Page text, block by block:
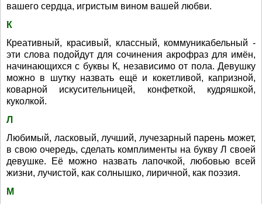
вашего сердца, игристым вином вашей любви.
К
Креативный, красивый, классный, коммуникабельный -
эти слова подойдут для сочинения акрофраз для имён,
начинающихся с буквы К, независимо от пола. Девушку
можно в шутку назвать ещё и кокетливой, капризной,
коварной искусительницей, конфеткой, кудряшкой,
куколкой.
Л
Любимый, ласковый, лучший, лучезарный парень может,
в свою очередь, сделать комплименты на букву Л своей
девушке. Её можно назвать лапочкой, любовью всей
жизни, лучистой, как солнышко, лиричной, как поэзия.
М